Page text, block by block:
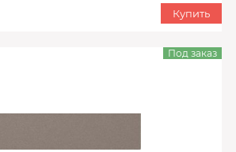
Купить
Под заказ